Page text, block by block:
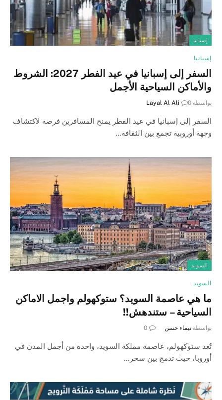
إسبانيا
إسبانيا
السفر إلى إسبانيا في عيد الفطر 2027: الشروط
والأماكن السياحية الأجمل
بواسطة Layal Al Ali 0
السفر إلى إسبانيا في عيد الفطر يمنح المسافرين فرصة لاكتشاف
وجهة أوروبية تجمع بين الثقافة…
السويد
السويد
ما هي عاصمة السويد؟ ستوكهولم واجمل الاماكن
السياحية – ستندهش!!
بواسطة تيماء حسن 0
تُعد ستوكهولم، عاصمة مملكة السويد، واحدة من أجمل المدن في
أوروبا، حيث تدمج بين سحر…